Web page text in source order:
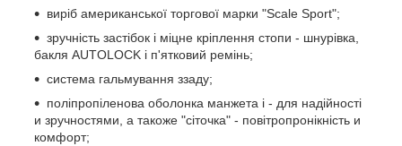
виріб американської торгової марки "Scale Sport";
зручність застібок і міцне кріплення стопи - шнурівка,
бакля AUTОLOCK і п'ятковий ремінь;
система гальмування ззаду;
поліпропіленова оболонка манжета і - для надійності
и зручностями, а такоже "сіточка" - повітропронікність и
комфорт;